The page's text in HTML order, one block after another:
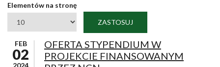
Elementów na stronę
FEB
02
2024
OFERTA STYPENDIUM W
PROJEKCIE FINANSOWANYM